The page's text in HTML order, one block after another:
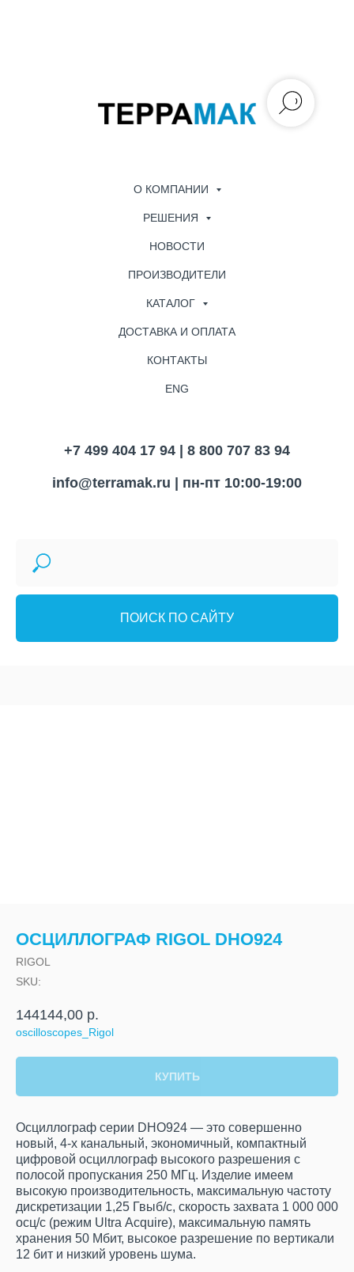
О КОМПАНИИ
РЕШЕНИЯ
НОВОСТИ
ПРОИЗВОДИТЕЛИ
КАТАЛОГ
ДОСТАВКА И ОПЛАТА
КОНТАКТЫ
ENG
+7 499 404 17 94 | 8 800 707 83 94
info@terramak.ru | пн-пт 10:00-19:00
ПОИСК ПО САЙТУ
ОСЦИЛЛОГРАФ RIGOL DHO924
RIGOL
SKU:
144144,00 р.
oscilloscopes_Rigol
КУПИТЬ
Осциллограф серии DHO924 — это совершенно
новый, 4-х канальный, экономичный, компактный
цифровой осциллограф высокого разрешения с
полосой пропускания 250 МГц. Изделие имеем
высокую производительность, максимальную частоту
дискретизации 1,25 Гвыб/с, скорость захвата 1 000 000
осц/с (режим Ultra Acquire), максимальную память
хранения 50 Мбит, высокое разрешение по вертикали
12 бит и низкий уровень шума.